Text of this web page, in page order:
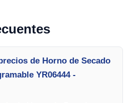
de Horno de Secado
YR06444 -